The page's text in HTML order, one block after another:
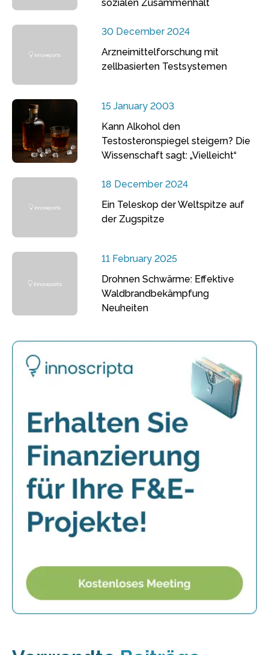
sozialen Zusammenhalt
30 December 2024
Arzneimittelforschung mit
zellbasierten Testsystemen
15 January 2003
Kann Alkohol den
Testosteronspiegel steigern? Die
Wissenschaft sagt: „Vielleicht“
18 December 2024
Ein Teleskop der Weltspitze auf
der Zugspitze
11 February 2025
Drohnen Schwärme: Effektive
Waldbrandbekämpfung
Neuheiten